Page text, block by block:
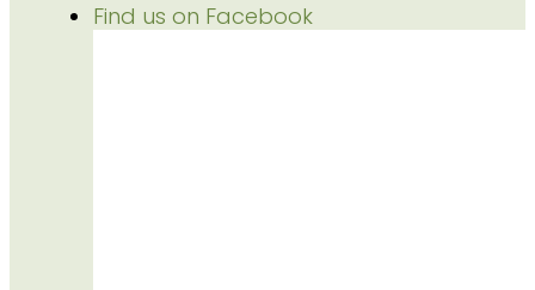
Find us on Facebook